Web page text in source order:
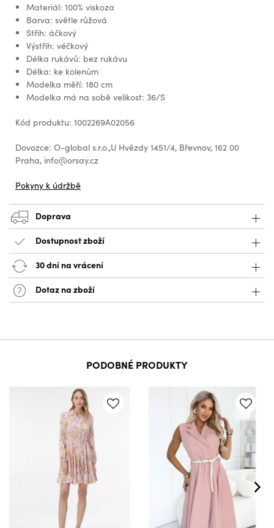
Materiál: 100% viskoza
Barva: světle růžová
Střih: áčkový
Výstřih: véčkový
Délka rukávů: bez rukávu
Délka: ke kolenům
Modelka měří: 180 cm
Modelka má na sobě velikost: 36/S
Kód produktu: 1002269A02056
Dovozce: O-global s.r.o.,U Hvězdy 1451/4, Břevnov, 162 00
Praha, info@orsay.cz
Pokyny k údržbě
Doprava
Dostupnost zboží
30 dní na vrácení
Dotaz na zboží
PODOBNÉ PRODUKTY